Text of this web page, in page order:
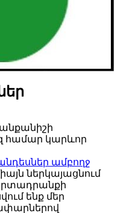
համար կարևոր
ամբողջ
ներկայացնում
ենք մեր